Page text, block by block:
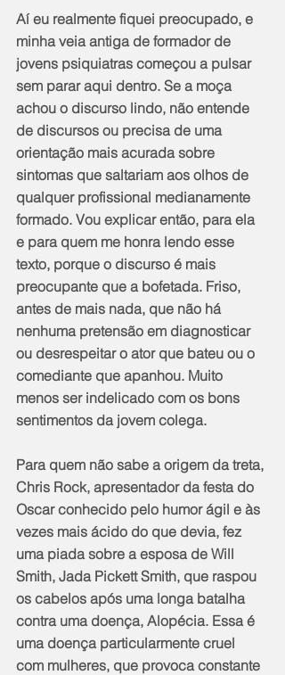
Aí eu realmente fiquei preocupado, e
minha veia antiga de formador de
jovens psiquiatras começou a pulsar
sem parar aqui dentro. Se a moça
achou o discurso lindo, não entende
de discursos ou precisa de uma
orientação mais acurada sobre
sintomas que saltariam aos olhos de
qualquer profissional medianamente
formado. Vou explicar então, para ela
e para quem me honra lendo esse
texto, porque o discurso é mais
preocupante que a bofetada. Friso,
antes de mais nada, que não há
nenhuma pretensão em diagnosticar
ou desrespeitar o ator que bateu ou o
comediante que apanhou. Muito
menos ser indelicado com os bons
sentimentos da jovem colega.
Para quem não sabe a origem da treta,
Chris Rock, apresentador da festa do
Oscar conhecido pelo humor ágil e às
vezes mais ácido do que devia, fez
uma piada sobre a esposa de Will
Smith, Jada Pickett Smith, que raspou
os cabelos após uma longa batalha
contra uma doença, Alopécia. Essa é
uma doença particularmente cruel
com mulheres, que provoca constante